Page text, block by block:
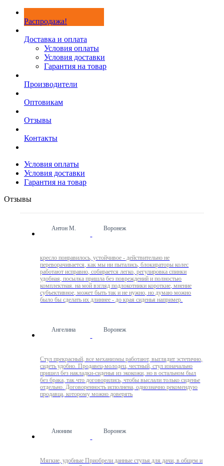
Распродажа!
Доставка и оплата
Условия оплаты
Условия доставки
Гарантия на товар
Производители
Оптовикам
Отзывы
Контакты
Условия оплаты
Условия доставки
Гарантия на товар
Отзывы
Антон М. Воронеж
кресло понравилось, устойчивое - действительно не
переворачивается, как мы ни пытались, блокираторы колес
работают исправно, собирается легко, регулировка спинки
удобная, посылка пришла без повреждений и полностью
комплектная. на мой взгляд подлокотники короткие, мнение
субъективное, может быть так и не нужно, но думаю можно
было бы сделать их длиннее - до края сиденья например.
Ангелина Воронеж
Стул прекрасный, все механизмы работают, выглядит эстетично,
сидеть удобно. Продавец-молодец, честный, стул изначально
пришел без накладки-сиденья из экокожи, но в остальном был
без брака, так что договорились, чтобы выслали только сиденье
отдельно. Договоренность исполнена, однозначно рекомендую
продавца, которому можно доверять
Аноним Воронеж
Мягкие, удобные Приобрели данные стулья для дачи, в общем и